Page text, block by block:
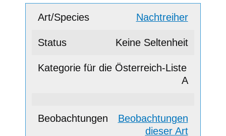
Nachtreiher
Keine Seltenheit
A
Beobachtungen
dieser Art